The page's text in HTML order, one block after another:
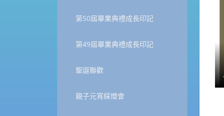
第50屆畢業典禮成長印記
第49屆畢業典禮成長印記
聖誕聯歡
親子元宵綵燈會